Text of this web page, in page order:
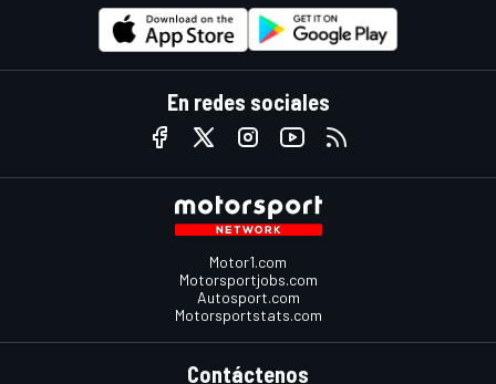
En redes sociales
Motor1.com
Motorsportjobs.com
Autosport.com
Motorsportstats.com
Contáctenos